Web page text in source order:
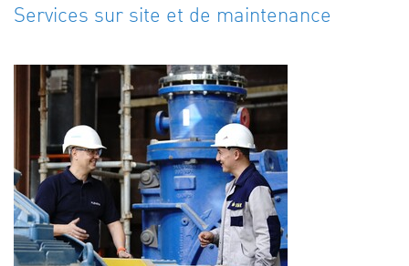
Services sur site et de maintenance